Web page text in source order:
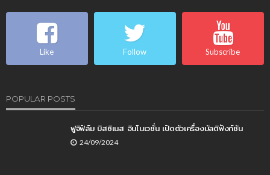
Like Follow Subscribe
POPULAR POSTS
ฟูจิฟิล์ม บิสซิเนส อินโนเวชั่น เปิดตัวเครื่องมัลติฟังก์ชัน
24/09/2024